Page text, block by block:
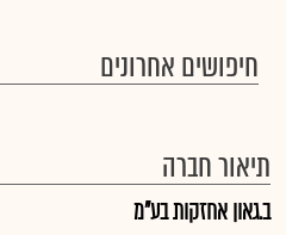
חיפושים אחרונים
תיאור חברה
ב.גאון אחזקות בע"מ